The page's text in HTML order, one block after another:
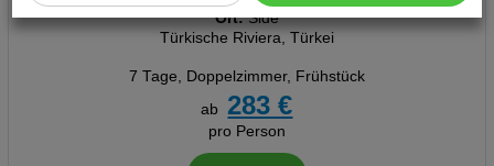
Cookie Einstellungen
Technische Cookies
Ort:Side
Türkische Riviera, Türkei
7 Tage, Doppelzimmer, Frühstück
ab
283 €
pro Person